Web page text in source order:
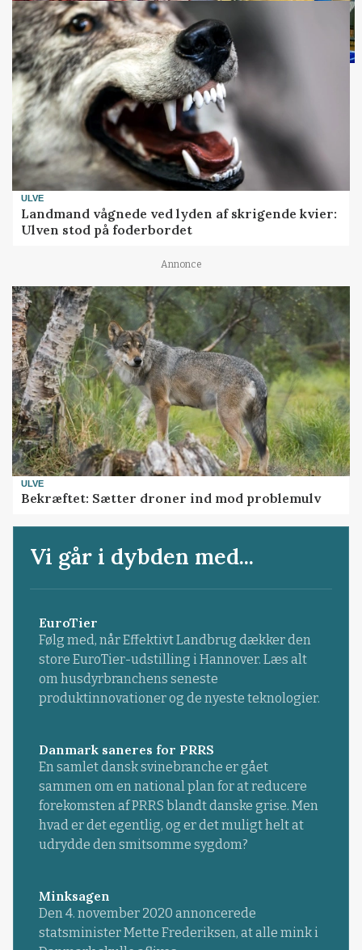
ULVE
Landmand vågnede ved lyden af skrigende kvier:
Ulven stod på foderbordet
Annonce
ULVE
Bekræftet: Sætter droner ind mod problemulv
Vi går i dybden med...
EuroTier
Følg med, når Effektivt Landbrug dækker den
store EuroTier-udstilling i Hannover. Læs alt
om husdyrbranchens seneste
produktinnovationer og de nyeste teknologier.
Danmark saneres for PRRS
En samlet dansk svinebranche er gået
sammen om en national plan for at reducere
forekomsten af PRRS blandt danske grise. Men
hvad er det egentlig, og er det muligt helt at
udrydde den smitsomme sygdom?
Minksagen
Den 4. november 2020 annoncerede
statsminister Mette Frederiksen, at alle mink i